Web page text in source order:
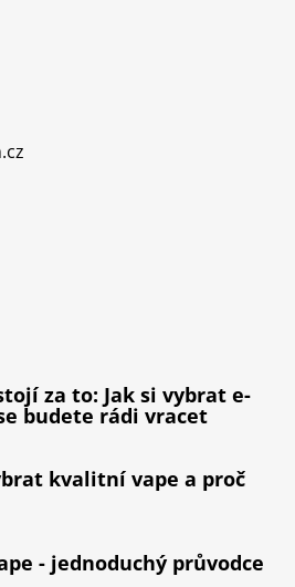
za to: Jak si vybrat e-
budete rádi vracet
kvalitní vape a proč
- jednoduchý průvodce